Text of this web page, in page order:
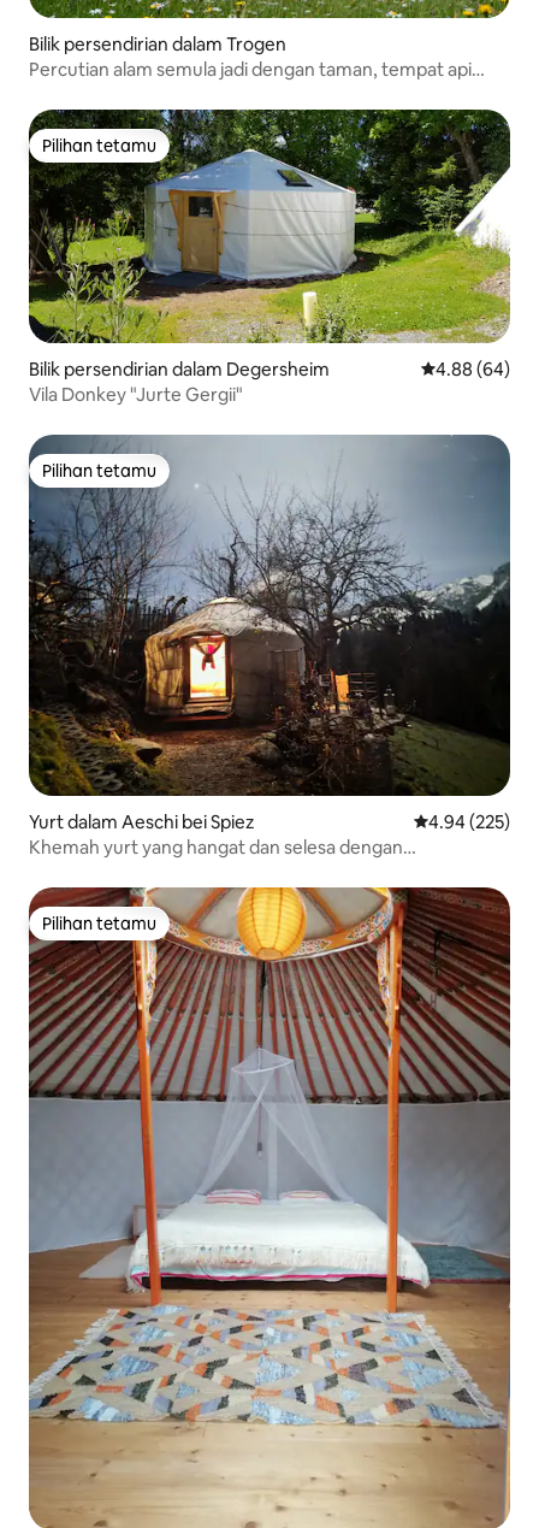
Bilik persendirian dalam Trogen
Percutian alam semula jadi dengan taman, tempat api
Pilihan tetamu
Pilihan tetamu
Bilik persendirian dalam Degersheim Penarafan
4.88 (64)
Vila Donkey "Jurte Gergii"
Pilihan tetamu
Pilihan tetamu
Yurt dalam Aeschi bei Spiez Penarafan
4.94 (225)
Khemah yurt yang hangat dan selesa dengan
Pilihan tetamu
Pilihan tetamu